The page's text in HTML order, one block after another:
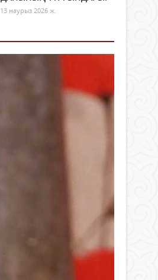
13 наурыз 2026 ж.